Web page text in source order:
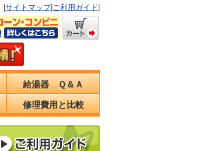
サイトマップ| ご利用ガイド
給湯器 Ｑ＆Ａ
修理費用と比較